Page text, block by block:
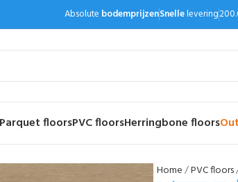
Absolute bodemprijzenSnellelevering
floorsPVC floorsHerringbone floors
Home PVC floors